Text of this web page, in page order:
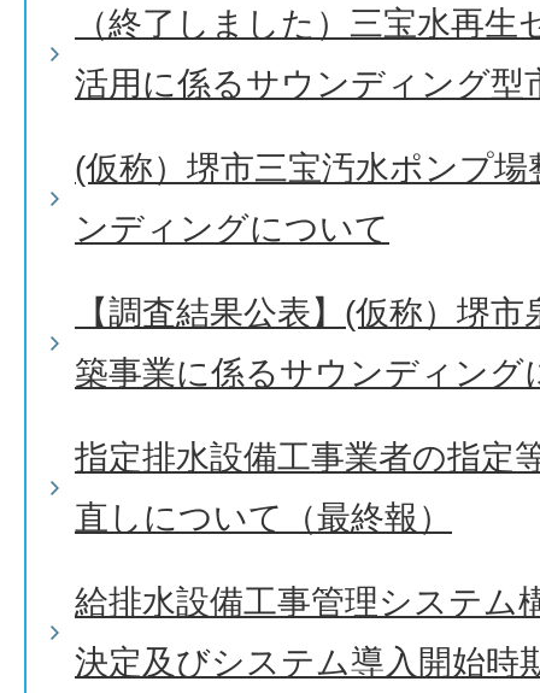
（終了しました）三宝水再
活用に係るサウンディング型
(仮称）堺市三宝汚水ポンプ
ンディングについて
【調査結果公表】(仮称）堺
築事業に係るサウンディング
指定排水設備工事業者の指定
直しについて（最終報）
給排水設備工事管理システム
決定及びシステム導入開始時